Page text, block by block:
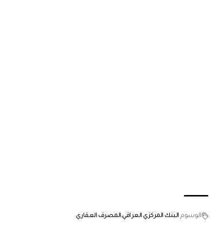
الوسوم البنك المركزي العراقي المصرف العقاري